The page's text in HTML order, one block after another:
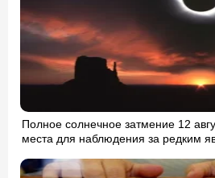
Полное солнечное затмение 12
места для наблюдения за редким